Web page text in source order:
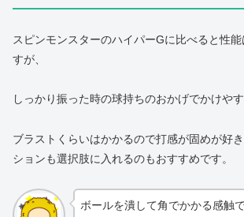
スピンモンスターのハイパーGに比べると性
すが、
しっかり振った時の球持ちのおかげでかけやす
ブラストくらいはかかるので打感が固めが好
ションも選択肢に入れるのもおすすめです。
ボールを潰して角でかかる感触で